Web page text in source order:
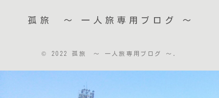
孤旅 〜 一人旅専用ブログ ～
© 2022 孤旅 〜 一人旅専用ブログ ～.